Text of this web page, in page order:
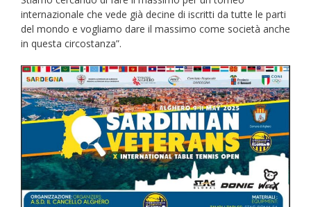
internazionale che vede già decine di iscritti da tutte le parti
del mondo e vogliamo dare il massimo come società anche
in questa circostanza”.